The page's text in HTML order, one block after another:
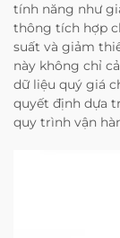
tính năng như
thông tích hợp
suất và giảm
này không chỉ
dữ liệu quý giá
quyết định dựa
quy trình vận